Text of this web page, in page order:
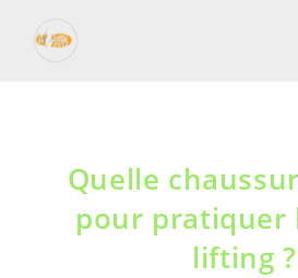
Quelle
pour pratiquer
lifting ?